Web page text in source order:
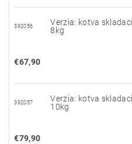
392056
Verzia: kotva
8kg
€67,90
392057
Verzia: kotva
10kg
€79,90